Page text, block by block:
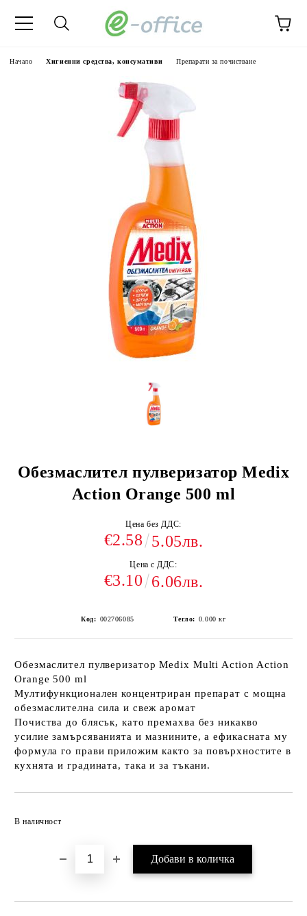
Начало Хигиенни средства, консумативи Препарати за почистване
Обезмаслител пулверизатор Medix
Action Orange 500 ml
Цена без ДДС:
€2.58 5.05лв.
Цена с ДДС:
€3.10 6.06лв.
Код: 002706085 Тегло: 0.000 кг
Обезмаслител пулверизатор Medix Multi Action Action
Orange 500 ml
Мултифункционален концентриран препарат с мощна
обезмаслителна сила и свеж аромат
Почиства до блясък, като премахва без никакво
усилие замърсяванията и мазнините, а ефикасната му
формула го прави приложим както за повърхностите в
кухнята и градината, така и за тъкани.
В наличност